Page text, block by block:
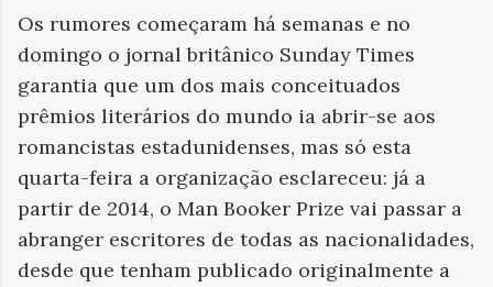
Os rumores começaram há semanas e no
domingo o jornal britânico Sunday Times
garantia que um dos mais conceituados
prêmios literários do mundo ia abrir-se aos
romancistas estadunidenses, mas só esta
quarta-feira a organização esclareceu: já a
partir de 2014, o Man Booker Prize vai passar a
abranger escritores de todas as nacionalidades,
desde que tenham publicado originalmente a